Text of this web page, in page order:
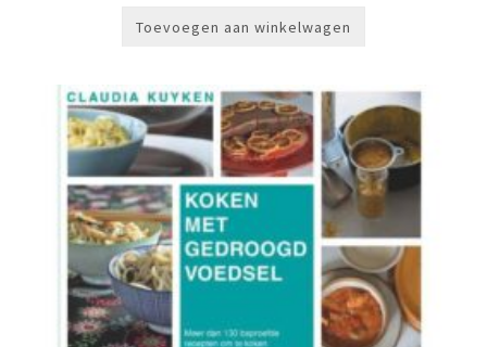
Toevoegen aan winkelwagen